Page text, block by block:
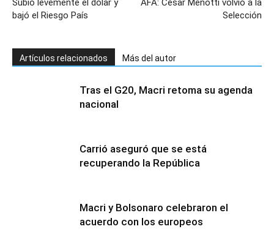
Subió levemente el dólar y
bajó el Riesgo País
AFA: César Menotti volvió a la
Selección
Artículos relacionados Más del autor
Tras el G20, Macri retoma su agenda
nacional
Carrió aseguró que se está
recuperando la República
Macri y Bolsonaro celebraron el
acuerdo con los europeos